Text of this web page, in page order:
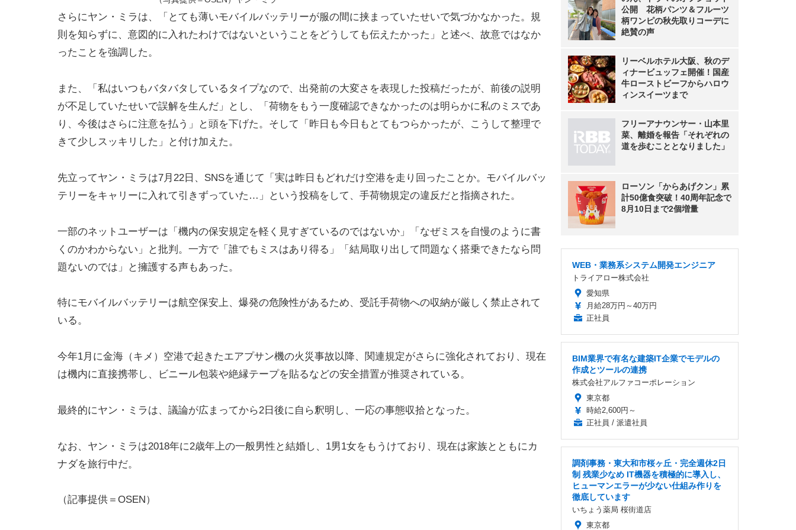
さらにヤン・ミラは、「とても薄いモバイルバッテリーが服の間に挟まっていたせいで気づかなかった。規
則を知らずに、意図的に入れたわけではないということをどうしても伝えたかった」と述べ、故意ではなか
ったことを強調した。
また、「私はいつもバタバタしているタイプなので、出発前の大変さを表現した投稿だったが、前後の説明
が不足していたせいで誤解を生んだ」とし、「荷物をもう一度確認できなかったのは明らかに私のミスであ
り、今後はさらに注意を払う」と頭を下げた。そして「昨日も今日もとてもつらかったが、こうして整理で
きて少しスッキリした」と付け加えた。
先立ってヤン・ミラは7月22日、SNSを通じて「実は昨日もどれだけ空港を走り回ったことか。モバイルバッ
テリーをキャリーに入れて引きずっていた…」という投稿をして、手荷物規定の違反だと指摘された。
一部のネットユーザーは「機内の保安規定を軽く見すぎているのではないか」「なぜミスを自慢のように書
くのかわからない」と批判。一方で「誰でもミスはあり得る」「結局取り出して問題なく搭乗できたなら問
題ないのでは」と擁護する声もあった。
特にモバイルバッテリーは航空保安上、爆発の危険性があるため、受託手荷物への収納が厳しく禁止されて
いる。
今年1月に金海（キメ）空港で起きたエアプサン機の火災事故以降、関連規定がさらに強化されており、現在
は機内に直接携帯し、ビニール包装や絶縁テープを貼るなどの安全措置が推奨されている。
最終的にヤン・ミラは、議論が広まってから2日後に自ら釈明し、一応の事態収拾となった。
なお、ヤン・ミラは2018年に2歳年上の一般男性と結婚し、1男1女をもうけており、現在は家族とともにカ
ナダを旅行中だ。
（記事提供＝OSEN）
公開 花柄パンツ＆フルーツ
柄ワンピの秋先取りコーデに
絶賛の声
リーベルホテル大阪、秋のデ
ィナービュッフェ開催！国産
牛ローストビーフからハロウ
ィンスイーツまで
フリーアナウンサー・山本里
菜、離婚を報告「それぞれの
道を歩むこととなりました」
ローソン「からあげクン」累
計50億食突破！40周年記念で
8月10日まで2個増量
WEB・業務系システム開発エンジニア
トライアロー株式会社
愛知県
月給28万円～40万円
正社員
BIM業界で有名な建築IT企業でモデルの
作成とツールの連携
株式会社アルファコーポレーション
東京都
時給2,600円～
正社員 / 派遣社員
調剤事務・東大和市桜ヶ丘・完全週休2日
制 残業少なめ IT機器を積極的に導入し、
ヒューマンエラーが少ない仕組み作りを
徹底しています
いちょう薬局 桜街道店
東京都